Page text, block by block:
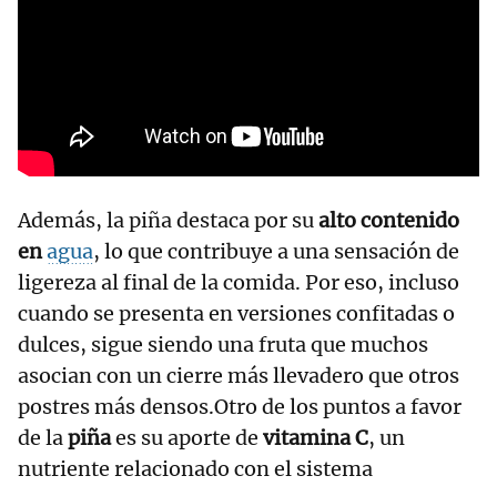
Además, la piña destaca por sualto contenido
enagua, lo que contribuye a una sensación de
ligereza al final de la comida. Por eso, incluso
cuando se presenta en versiones confitadas o
dulces, sigue siendo una fruta que muchos
asocian con un cierre más llevadero que otros
postres más densos.Otro de los puntos a favor
de lapiñaes su aporte de vitamina C, un
nutriente relacionado con el sistema